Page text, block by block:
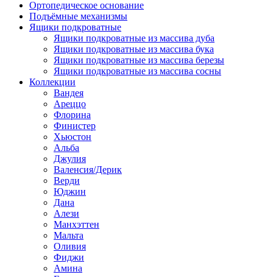
Ортопедическое основание
Подъёмные механизмы
Ящики подкроватные
Ящики подкроватные из массива дуба
Ящики подкроватные из массива бука
Ящики подкроватные из массива березы
Ящики подкроватные из массива сосны
Коллекции
Вандея
Ареццо
Флорина
Финистер
Хьюстон
Альба
Джулия
Валенсия/Дерик
Верди
Юджин
Дана
Алези
Манхэттен
Мальта
Оливия
Фиджи
Амина